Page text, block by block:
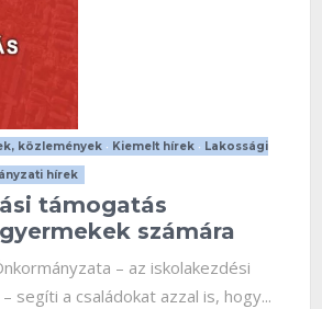
közlemények • Kiemelt hírek • Lakossági
hírek
támogatás
számára
– az iskolakezdési
segíti a családokat azzal is, hogy...